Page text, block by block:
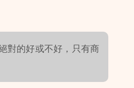
對的好或不好，只有商